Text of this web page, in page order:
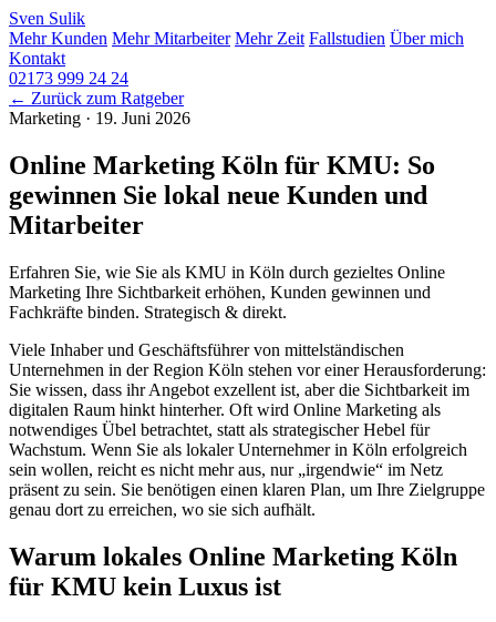
Sven Sulik
Mehr Kunden Mehr Mitarbeiter Mehr Zeit Fallstudien Über mich
Kontakt
02173 999 24 24
← Zurück zum Ratgeber
Marketing · 19. Juni 2026
Online Marketing Köln für KMU: So
gewinnen Sie lokal neue Kunden und
Mitarbeiter
Erfahren Sie, wie Sie als KMU in Köln durch gezieltes Online
Marketing Ihre Sichtbarkeit erhöhen, Kunden gewinnen und
Fachkräfte binden. Strategisch & direkt.
Viele Inhaber und Geschäftsführer von mittelständischen
Unternehmen in der Region Köln stehen vor einer Herausforderung:
Sie wissen, dass ihr Angebot exzellent ist, aber die Sichtbarkeit im
digitalen Raum hinkt hinterher. Oft wird Online Marketing als
notwendiges Übel betrachtet, statt als strategischer Hebel für
Wachstum. Wenn Sie als lokaler Unternehmer in Köln erfolgreich
sein wollen, reicht es nicht mehr aus, nur „irgendwie“ im Netz
präsent zu sein. Sie benötigen einen klaren Plan, um Ihre Zielgruppe
genau dort zu erreichen, wo sie sich aufhält.
Warum lokales Online Marketing Köln
für KMU kein Luxus ist